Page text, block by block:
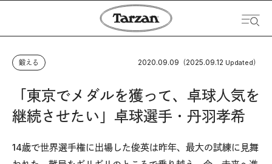
鍛える 2020.09.09 （2025.09.12 Updated）
「東京でメダルを獲って、卓球人気を
継続させたい」卓球選手・丹羽孝希
14歳で世界選手権に出場した俊英は昨年、最大の試練に見舞